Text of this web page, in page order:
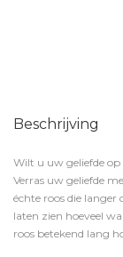
Beschrijving
Wilt u uw geliefde op
Verras uw geliefde
échte roos die
laten zien hoeveel
roos betekend lang